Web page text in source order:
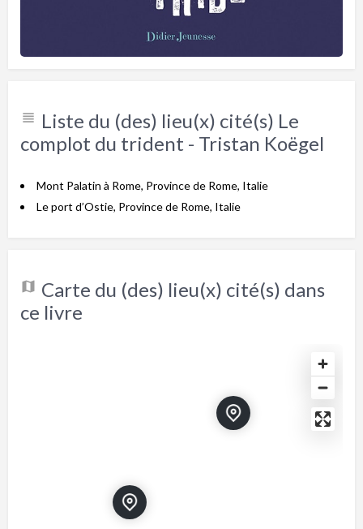
Liste du (des) lieu(x) cité(s) Le
complot du trident - Tristan Koëgel
Mont Palatin à Rome, Province de Rome, Italie
Le port d’Ostie, Province de Rome, Italie
Carte du (des) lieu(x) cité(s) dans
ce livre